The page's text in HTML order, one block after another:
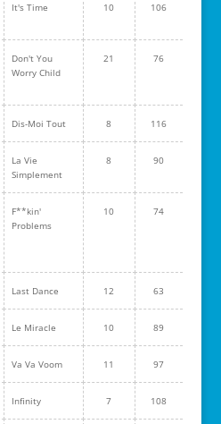
It's Time 10 106
Don't You
Worry Child
21 76
Dis-Moi Tout 8 116
La Vie
Simplement
8 90
F**kin'
Problems
10 74
Last Dance 12 63
Le Miracle 10 89
Va Va Voom 11 97
Infinity 7 108